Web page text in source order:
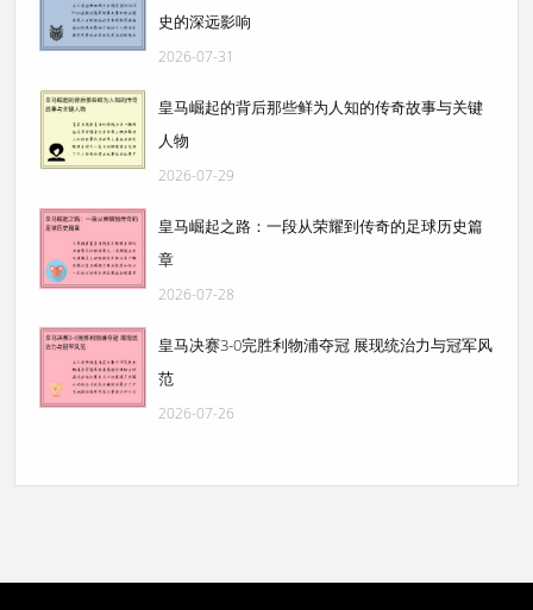
史的深远影响
2026-07-31
皇马崛起的背后那些鲜为人知的传奇故事与关键
人物
2026-07-29
皇马崛起之路：一段从荣耀到传奇的足球历史篇
章
2026-07-28
皇马决赛3-0完胜利物浦夺冠 展现统治力与冠军风
范
2026-07-26